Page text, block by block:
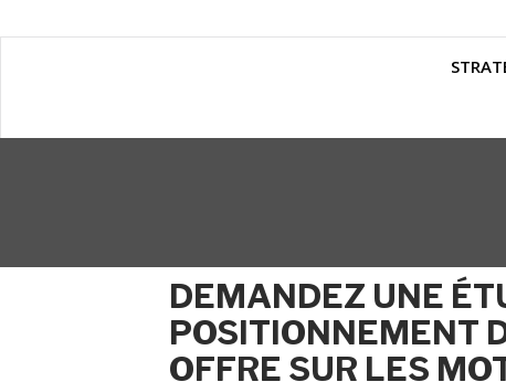
DEMANDEZ UNE
POSITIONNEMENT
OFFRE SUR LES